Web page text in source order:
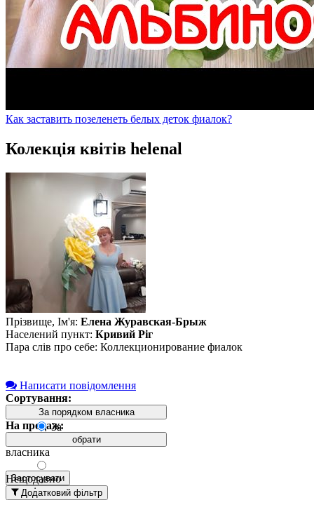
Как заставить позеленеть белых деток фиалок?
Колекція квітів helenal
Прізвище, Ім'я: Елена Журавская-Брыж
Населений пункт: Кривий Ріг
Пара слів про себе: Коллекционирование фиалок
Написати повідомлення
Сортування:
За порядком власника
За
власника
Нещодавно
додані
вгорі
На продаж:
обрати
Застосувати
Додатковий фільтр